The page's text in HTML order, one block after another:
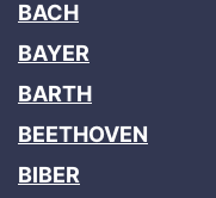
BACH
BAYER
BARTH
BEETHOVEN
BIBER